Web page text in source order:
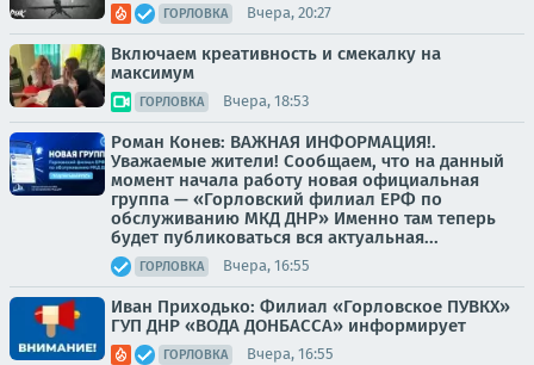
ГОРЛОВКА Вчера, 20:27
Включаем креативность и смекалку на
максимум
ГОРЛОВКА Вчера, 18:53
Роман Конев: ВАЖНАЯ ИНФОРМАЦИЯ!.
Уважаемые жители! Сообщаем, что на данный
момент начала работу новая официальная
группа — «Горловский филиал ЕРФ по
обслуживанию МКД ДНР» Именно там теперь
будет публиковаться вся актуальная...
ГОРЛОВКА Вчера, 16:55
Иван Приходько: Филиал «Горловское ПУВКХ»
ГУП ДНР «ВОДА ДОНБАССА» информирует
ГОРЛОВКА Вчера, 16:55